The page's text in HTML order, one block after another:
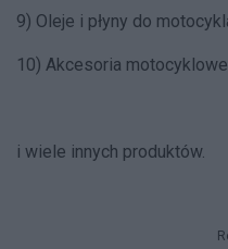
9) Oleje i płyny do
10) Akcesoria
i wiele innych produktów.